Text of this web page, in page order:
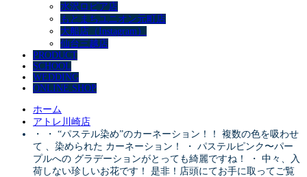
水沢ロピア店
もとまちユニオン元町店
大船店（Instagram）
仙台三越店
PRODUCT
SCHOOL
WEDDING
ONLINE SHOP
ホーム
アトレ川崎店
・ ・ “パステル染め”のカーネーション！！ 複数の色を吸わせ
て 、染められた カーネーション！ ・ パステルピンク〜パー
プルへの グラデーションがとっても綺麗ですね！ ・ 中々、入
荷しない珍しいお花です！ 是非！店頭にてお手に取ってご覧